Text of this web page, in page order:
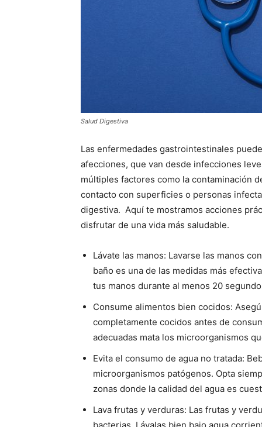
Salud Digestiva
Las enfermedades gastrointestinales
afecciones, que van desde infecciones
múltiples factores como la contaminación
contacto con superficies o personas
digestiva. Aquí te mostramos acciones
disfrutar de una vida más saludable.
Lávate las manos: Lavarse las manos
baño es una de las medidas más
tus manos durante al menos 20
Consume alimentos bien cocidos:
completamente cocidos antes de
adecuadas mata los microorganismos
Evita el consumo de agua no tratada:
microorganismos patógenos. Opta
zonas donde la calidad del agua es
Lava frutas y verduras: Las frutas y